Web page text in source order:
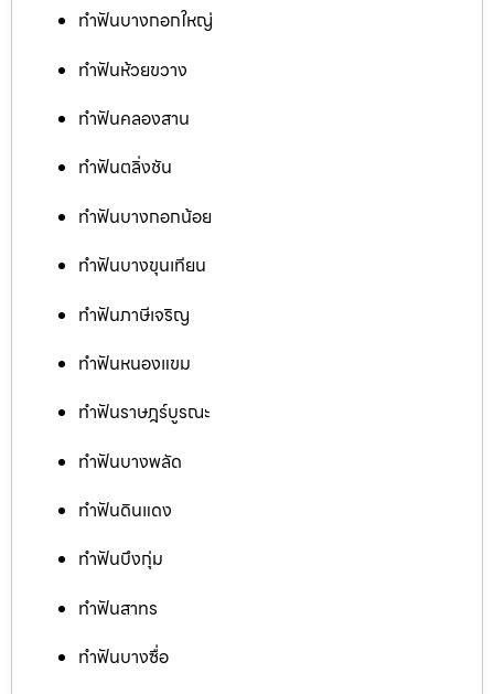
ทำฟันบางกอกใหญ่
ทำฟันห้วยขวาง
ทำฟันคลองสาน
ทำฟันตลิ่งชัน
ทำฟันบางกอกน้อย
ทำฟันบางขุนเทียน
ทำฟันภาษีเจริญ
ทำฟันหนองแขม
ทำฟันราษฎร์บูรณะ
ทำฟันบางพลัด
ทำฟันดินแดง
ทำฟันบึงกุ่ม
ทำฟันสาทร
ทำฟันบางซื่อ